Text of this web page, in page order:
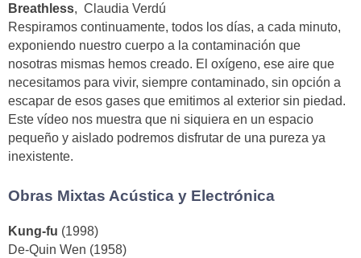
Breathless, Claudia Verdú
Respiramos continuamente, todos los días, a cada minuto,
exponiendo nuestro cuerpo a la contaminación que
nosotras mismas hemos creado. El oxígeno, ese aire que
necesitamos para vivir, siempre contaminado, sin opción a
escapar de esos gases que emitimos al exterior sin piedad.
Este vídeo nos muestra que ni siquiera en un espacio
pequeño y aislado podremos disfrutar de una pureza ya
inexistente.
Obras Mixtas Acústica y Electrónica
Kung-fu (1998)
De-Quin Wen (1958)